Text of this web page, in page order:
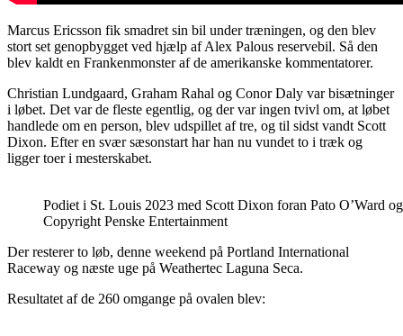
Marcus Ericsson fik smadret sin bil under træningen, og den blev
stort set genopbygget ved hjælp af Alex Palous reservebil. Så den
blev kaldt en Frankenmonster af de amerikanske kommentatorer.
Christian Lundgaard, Graham Rahal og Conor Daly var bisætninger
i løbet. Det var de fleste egentlig, og der var ingen tvivl om, at løbet
handlede om en person, blev udspillet af tre, og til sidst vandt Scott
Dixon. Efter en svær sæsonstart har han nu vundet to i træk og
ligger toer i mesterskabet.
Podiet i St. Louis 2023 med Scott Dixon foran Pato O’Ward
Copyright Penske Entertainment
Der resterer to løb, denne weekend på Portland International
Raceway og næste uge på Weathertec Laguna Seca.
Resultatet af de 260 omgange på ovalen blev: